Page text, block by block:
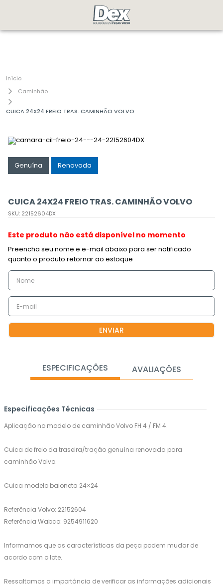
Caminhão
CUICA 24X24 FREIO TRAS. CAMINHÃO VOLVO
Genuína Renovada
CUICA 24X24 FREIO TRAS. CAMINHÃO VOLVO
SKU: 22152604DX
Este produto não está disponível no momento
ENVIAR
ESPECIFICAÇÕES AVALIAÇÕES
Especificações Técnicas
Aplicação no modelo de caminhão Volvo FH 4 / FM 4.
Cuica de freio da traseira/tração genuína renovada para
caminhão Volvo.
Cuica modelo baioneta 24×24
Referência Volvo: 22152604
Referência Wabco: 9254911620
Informamos que as características da peça podem mudar de
acordo com o lote.
Ressaltamos a importância de verificar as informações adicionais